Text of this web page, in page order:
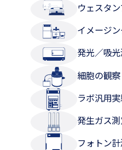
ウェスタ
イメージ
発光／吸
細胞の観
ラボ汎用
発生ガス
フォトン